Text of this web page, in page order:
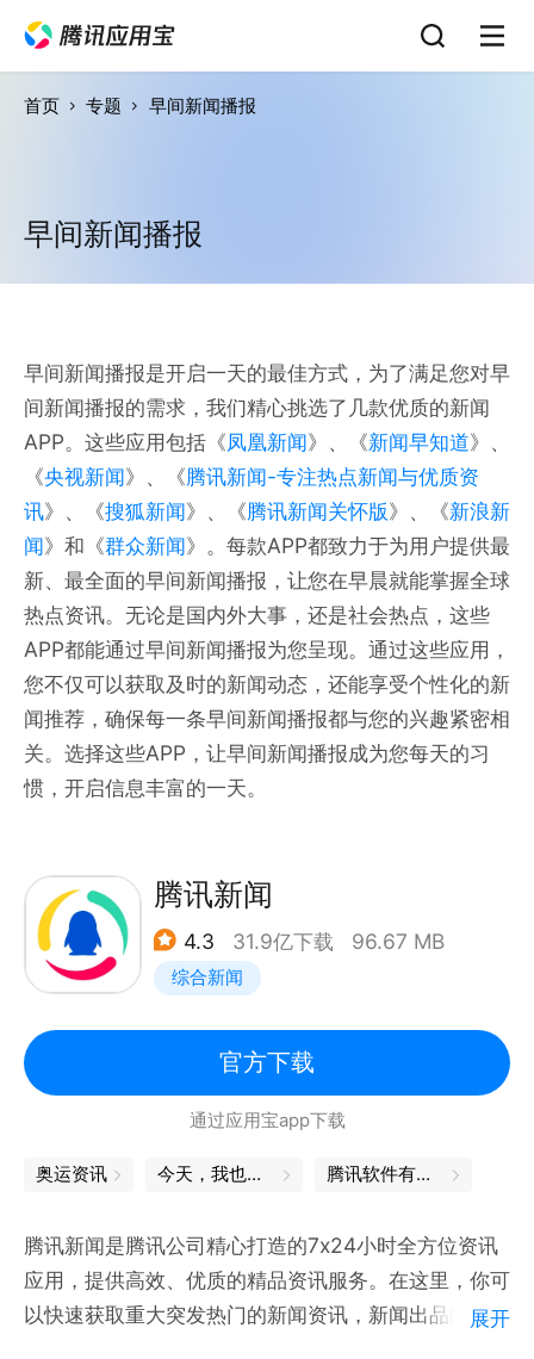
首页 专题 早间新闻播报
早间新闻播报
早间新闻播报是开启一天的最佳方式，为了满足您对早
间新闻播报的需求，我们精心挑选了几款优质的新闻
APP。这些应用包括《凤凰新闻》、《新闻早知道》、
《央视新闻》、《腾讯新闻-专注热点新闻与优质资
讯》、《搜狐新闻》、《腾讯新闻关怀版》、《新浪新
闻》和《群众新闻》。每款APP都致力于为用户提供最
新、最全面的早间新闻播报，让您在早晨就能掌握全球
热点资讯。无论是国内外大事，还是社会热点，这些
APP都能通过早间新闻播报为您呈现。通过这些应用，
您不仅可以获取及时的新闻动态，还能享受个性化的新
闻推荐，确保每一条早间新闻播报都与您的兴趣紧密相
关。选择这些APP，让早间新闻播报成为您每天的习
惯，开启信息丰富的一天。
腾讯新闻
4.3 31.9亿下载 96.67 MB
综合新闻
官方下载
通过应用宝app下载
奥运资讯 今天，我也是勇敢的打工人 腾讯软件有哪些
腾讯新闻是腾讯公司精心打造的7x24小时全方位资讯
应用，提供高效、优质的精品资讯服务。在这里，你可
以快速获取重大突发热门的新闻资讯，新闻出品的独家
展开